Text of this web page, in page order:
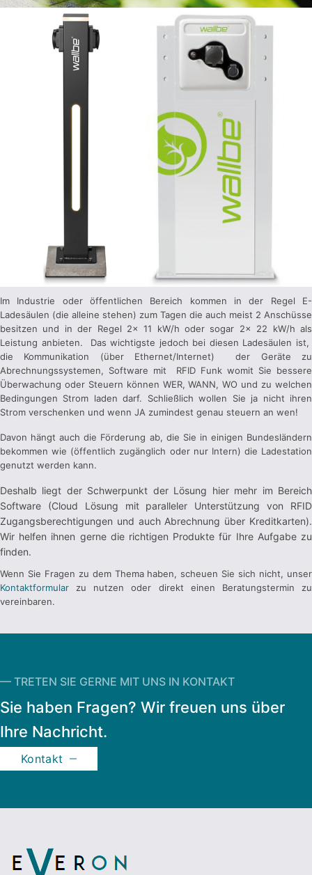
Im Industrie oder öffentlichen Bereich kommen in der Regel E-
Ladesäulen (die alleine stehen) zum Tagen die auch meist 2 Anschüsse
besitzen und in der Regel 2x 11 kW/h oder sogar 2x 22 kW/h als
Leistung anbieten. Das wichtigste jedoch bei diesen Ladesäulen ist,
die Kommunikation (über Ethernet/Internet) der Geräte zu
Abrechnungssystemen, Software mit RFID Funk womit Sie bessere
Überwachung oder Steuern können WER, WANN, WO und zu welchen
Bedingungen Strom laden darf. Schließlich wollen Sie ja nicht ihren
Strom verschenken und wenn JA zumindest genau steuern an wen!
Davon hängt auch die Förderung ab, die Sie in einigen Bundesländern
bekommen wie (öffentlich zugänglich oder nur Intern) die Ladestation
genutzt werden kann.
Deshalb liegt der Schwerpunkt der Lösung hier mehr im Bereich
Software (Cloud Lösung mit paralleler Unterstützung von RFID
Zugangsberechtigungen und auch Abrechnung über Kreditkarten).
Wir helfen ihnen gerne die richtigen Produkte für Ihre Aufgabe zu
finden.
Wenn Sie Fragen zu dem Thema haben, scheuen Sie sich nicht, unser
Kontaktformular zu nutzen oder direkt einen Beratungstermin zu
vereinbaren.
— TRETEN SIE GERNE MIT UNS IN KONTAKT
Sie haben Fragen? Wir freuen uns über
Ihre Nachricht.
Kontakt